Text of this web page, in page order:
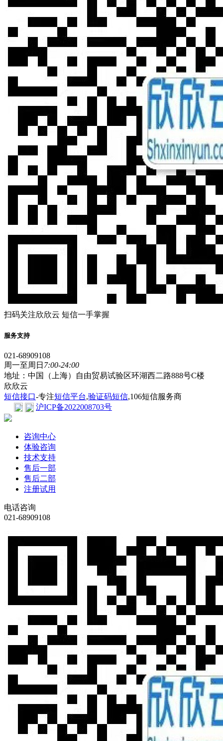
扫码关注欣欣云 短信一手掌握
服务支持
021-68909108
周一至周日 7:00-24:00
地址：中国（上海）自由贸易试验区环湖西二路888号C楼
欣欣云
短信接口-专注短信平台,验证码短信,106短信服务商
沪ICP备2022008703号
咨询中心
体验咨询
技术支持
售后一部
售后二部
注册试用
电话咨询
021-68909108